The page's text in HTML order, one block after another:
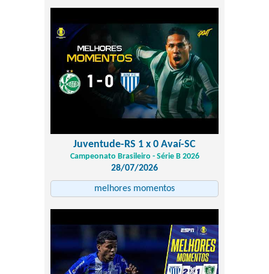
Juventude-RS 1 x 0 Avaí-SC
Campeonato Brasileiro - Série B 2026
28/07/2026
melhores momentos